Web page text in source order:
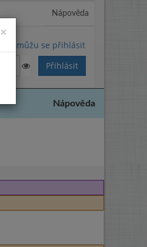
Nápověda
Nemůžu se přihlásit
Nápověda
×